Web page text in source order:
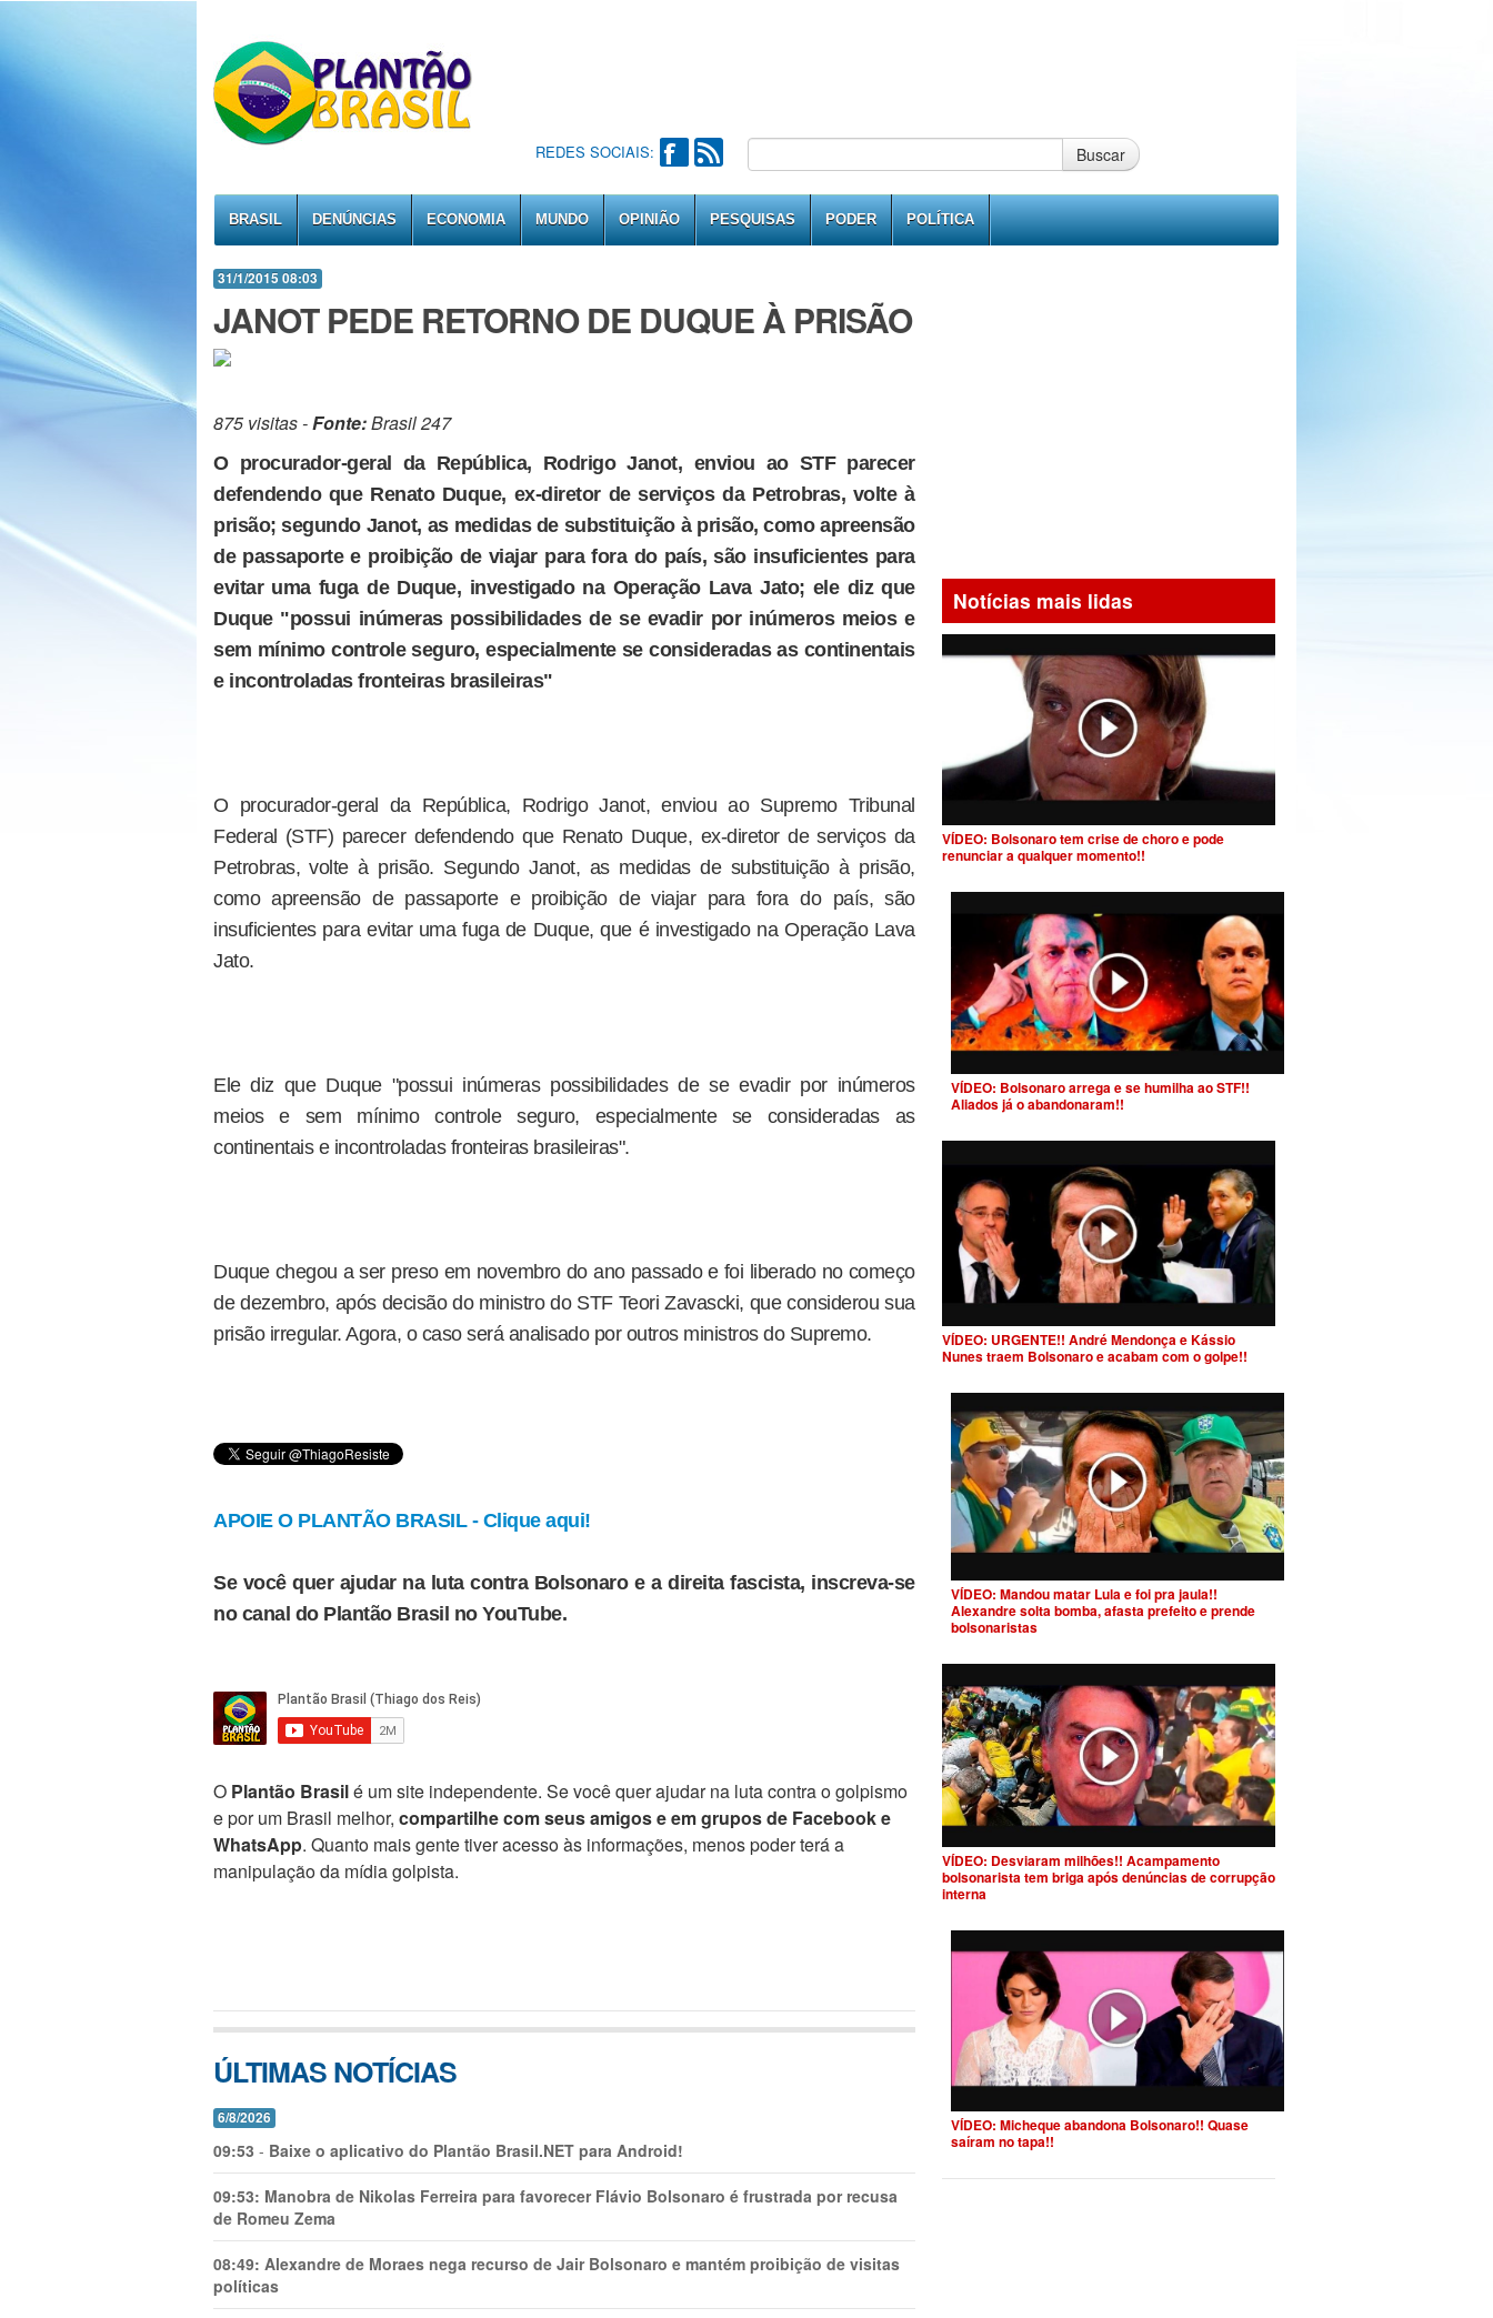
REDES SOCIAIS: Buscar
BRASIL DENÚNCIAS ECONOMIA MUNDO OPINIÃO PESQUISAS PODER POLÍTICA
31/1/2015 08:03
JANOT PEDE RETORNO DE DUQUE À PRISÃO
875 visitas -Fonte:Brasil 247
O procurador-geral da República, Rodrigo Janot, enviou ao STF parecer
defendendo que Renato Duque, ex-diretor de serviços da Petrobras, volte à
prisão; segundo Janot, as medidas de substituição à prisão, como apreensão
de passaporte e proibição de viajar para fora do país, são insuficientes para
evitar uma fuga de Duque, investigado na Operação Lava Jato; ele diz que
Duque "possui inúmeras possibilidades de se evadir por inúmeros meios e
sem mínimo controle seguro, especialmente se consideradas as continentais
e incontroladas fronteiras brasileiras"
O procurador-geral da República, Rodrigo Janot, enviou ao Supremo Tribunal
Federal (STF) parecer defendendo que Renato Duque, ex-diretor de serviços da
Petrobras, volte à prisão. Segundo Janot, as medidas de substituição à prisão,
como apreensão de passaporte e proibição de viajar para fora do país, são
insuficientes para evitar uma fuga de Duque, que é investigado na Operação Lava
Jato.
Ele diz que Duque "possui inúmeras possibilidades de se evadir por inúmeros
meios e sem mínimo controle seguro, especialmente se consideradas as
continentais e incontroladas fronteiras brasileiras".
Duque chegou a ser preso em novembro do ano passado e foi liberado no começo
de dezembro, após decisão do ministro do STF Teori Zavascki, que considerou sua
prisão irregular. Agora, o caso será analisado por outros ministros do Supremo.
APOIE O PLANTÃO BRASIL - Clique aqui!
Se você quer ajudar na luta contra Bolsonaro e a direita fascista, inscreva-se
no canal do Plantão Brasil no YouTube.
O Plantão Brasilé um site independente. Se você quer ajudar na luta contra o golpismo
e por um Brasil melhor, compartilhe com seus amigos e em grupos de Facebook e
WhatsApp. Quanto mais gente tiver acesso às informações, menos poder terá a
manipulação da mídia golpista.
ÚLTIMAS NOTÍCIAS
6/8/2026
09:53 - Baixe o aplicativo do Plantão Brasil.NET para Android!
09:53: Manobra de Nikolas Ferreira para favorecer Flávio Bolsonaro é frustrada por recusa
de Romeu Zema
08:49: Alexandre de Moraes nega recurso de Jair Bolsonaro e mantém proibição de visitas
políticas
Notícias mais lidas
VÍDEO: Bolsonaro tem crise de choro e pode
renunciar a qualquer momento!!
VÍDEO: Bolsonaro arrega e se humilha ao STF!!
Aliados já o abandonaram!!
VÍDEO: URGENTE!! André Mendonça e Kássio
Nunes traem Bolsonaro e acabam com o golpe!!
VÍDEO: Mandou matar Lula e foi pra jaula!!
Alexandre solta bomba, afasta prefeito e prende
bolsonaristas
VÍDEO: Desviaram milhões!! Acampamento
bolsonarista tem briga após denúncias de corrupção
interna
VÍDEO: Micheque abandona Bolsonaro!! Quase
saíram no tapa!!